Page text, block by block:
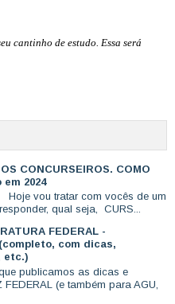
cantinho de estudo. Essa será
CONCURSEIROS. COMO
2024
vou tratar com vocês de um
qual seja, CURS...
FEDERAL -
(completo, com dicas,
etc.)
publicamos as dicas e
(e também para AGU,